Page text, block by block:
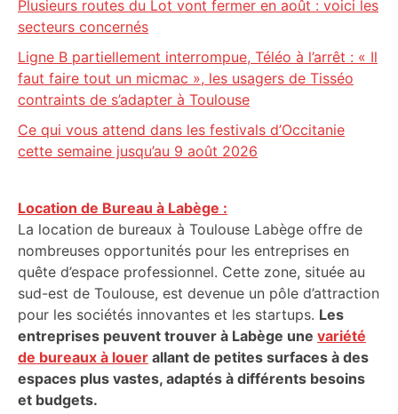
Plusieurs routes du Lot vont fermer en août : voici les
secteurs concernés
Ligne B partiellement interrompue, Téléo à l’arrêt : « Il
faut faire tout un micmac », les usagers de Tisséo
contraints de s’adapter à Toulouse
Ce qui vous attend dans les festivals d’Occitanie
cette semaine jusqu’au 9 août 2026
Location de Bureau à Labège :
La location de bureaux à Toulouse Labège offre de
nombreuses opportunités pour les entreprises en
quête d’espace professionnel. Cette zone, située au
sud-est de Toulouse, est devenue un pôle d’attraction
pour les sociétés innovantes et les startups. Les
entreprises peuvent trouver à Labège une variété
de bureaux à louer allant de petites surfaces à des
espaces plus vastes, adaptés à différents besoins
et budgets.